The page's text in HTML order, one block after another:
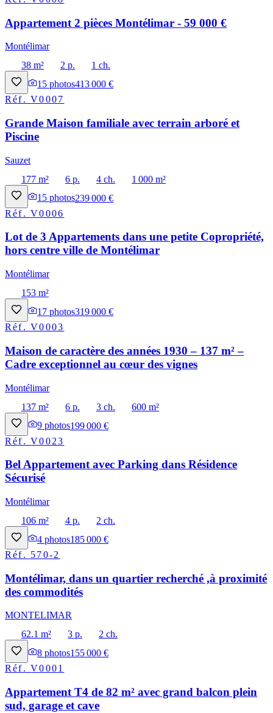
Appartement 2 pièces Montélimar - 59 000 €
Montélimar
38 m²
2 p.
1 ch.
15 photos413 000 €
Réf.V0007
Grande Maison familiale avec terrain arboré et
Piscine
Sauzet
177 m²
6 p. 4 ch.
1 000 m²
15 photos239 000 €
Réf.V0006
Lot de 3 Appartements dans une petite Copropriété,
hors centre ville de Montélimar
Montélimar
153 m²
17 photos319 000 €
Réf.V0003
Maison de caractère des années 1930 – 137 m² –
Cadre exceptionnel au cœur des vignes
Montélimar
137 m²
6 p. 3 ch.
600 m²
9 photos199 000 €
Réf.V0023
Bel Appartement avec Parking dans Résidence
Sécurisé
Montélimar
106 m²
4 p.
2 ch.
4 photos185 000 €
Réf. 570-2
Montélimar, dans un quartier recherché ,à proximité
des commodités
MONTELIMAR
62.1 m²
3 p.
2 ch.
8 photos155 000 €
Réf.V0001
Appartement T4 de 82 m² avec grand balcon plein
sud, garage et cave